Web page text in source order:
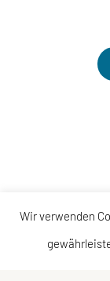
Wir verwenden